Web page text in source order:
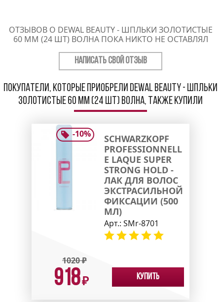
ОТЗЫВОВ О DEWAL BEAUTY - ШПЛЬКИ ЗОЛОТИСТЫЕ
60 ММ (24 ШТ) ВОЛНА ПОКА НИКТО НЕ ОСТАВЛЯЛ
НАПИСАТЬ СВОЙ ОТЗЫВ
Покупатели, которые приобрели Dewal Beauty - Шпльки
золотистые 60 мм (24 шт) волна, также купили
-10%
SCHWARZKOPF
PROFESSIONNELL
E LAQUE SUPER
STRONG HOLD -
ЛАК ДЛЯ ВОЛОС
ЭКСТРАСИЛЬНОЙ
ФИКСАЦИИ (500
МЛ)
Арт.: SMr-8701
1020₽
918₽ Купить